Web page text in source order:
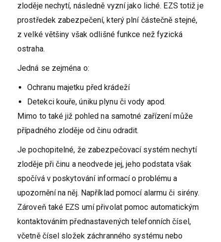
zloděje nechytí, následně vyzní jako liché. EZS totiž je
prostředek zabezpečení, který plní částečně stejné,
z velké většiny však odlišné funkce než fyzická
ostraha.
Jedná se zejména o:
Ochranu majetku před krádeží
Detekci kouře, úniku plynu či vody apod.
Mimo to také již pohled na samotné zařízení může
případného zloděje od činu odradit.
Je pochopitelné, že zabezpečovací systém nechytí
zloděje při činu a neodvede jej, jeho podstata však
spočívá v poskytování informací o problému a
upozornění na něj. Například pomocí alarmu či sirény.
Zároveň také EZS umí přivolat pomoc automatickým
kontaktováním přednastavených telefonních čísel,
včetně čísel složek záchranného systému nebo